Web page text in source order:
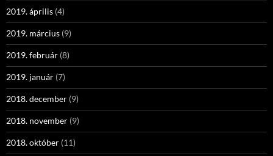
2019. április (4)
2019. március (9)
2019. február (8)
2019. január (7)
2018. december (9)
2018. november (9)
2018. október (11)